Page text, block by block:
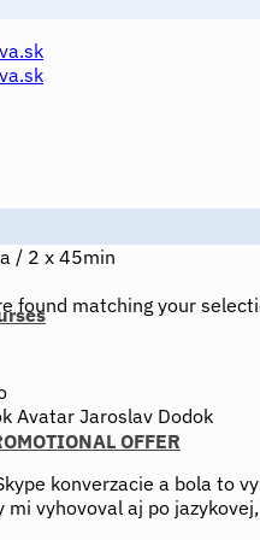
OFFER
/ 2 x 45min
found matching your
Jaroslav Dodok
konverzacie a bola to
mi vyhovoval aj po